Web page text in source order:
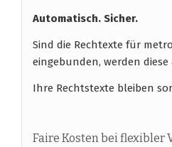
Automatisch. Sicher.
Sind die Rechtexte für
eingebunden, werden
Ihre Rechtstexte bleiben
Faire Kosten bei flexibler